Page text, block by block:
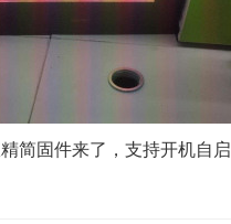
1.1.52版本固件更
简固件来了，支持开机自启